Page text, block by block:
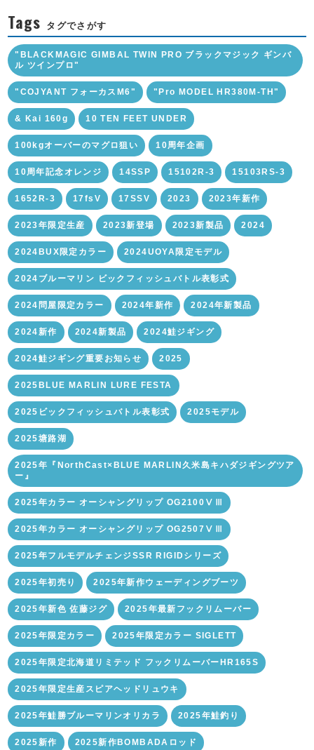
Tags タグでさがす
"BLACKMAGIC GIMBAL TWIN PRO ブラックマジック ギンバ
ル ツインプロ"
"COJYANT フォーカスM6" "Pro MODEL HR380M-TH"
& Kai 160g 10 TEN FEET UNDER
100kgオーバーのマグロ狙い 10周年企画
10周年記念オレンジ 14SSP 15102R-3 15103RS-3
1652R-3 17fsV 17SSV 2023 2023年新作
2023年限定生産 2023新登場 2023新製品 2024
2024BUX限定カラー 2024UOYA限定モデル
2024ブルーマリン ビックフィッシュバトル表彰式
2024問屋限定カラー 2024年新作 2024年新製品
2024新作 2024新製品 2024鮭ジギング
2024鮭ジギング重要お知らせ 2025
2025BLUE MARLIN LURE FESTA
2025ビックフィッシュバトル表彰式 2025モデル
2025塘路湖
2025年『NorthCast×BLUE MARLIN久米島キハダジギングツア
ー』
2025年カラー オーシャングリップ OG2100ⅤⅢ
2025年カラー オーシャングリップ OG2507ⅤⅢ
2025年フルモデルチェンジSSR RIGIDシリーズ
2025年初売り 2025年新作ウェーディングブーツ
2025年新色 佐藤ジグ 2025年最新フックリムーバー
2025年限定カラー 2025年限定カラー SIGLETT
2025年限定北海道リミテッド フックリムーバーHR165S
2025年限定生産スピアヘッドリュウキ
2025年鮭勝ブルーマリンオリカラ 2025年鮭釣り
2025新作 2025新作BOMBADAロッド